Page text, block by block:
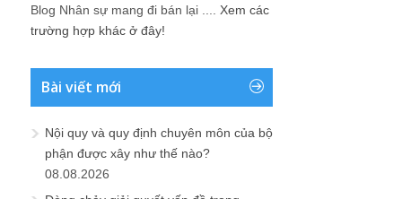
Blog Nhân sự mang đi bán lại .... Xem các
trường hợp khác ở đây!
Bài viết mới
Nội quy và quy định chuyên môn của bộ
phận được xây như thế nào?
08.08.2026